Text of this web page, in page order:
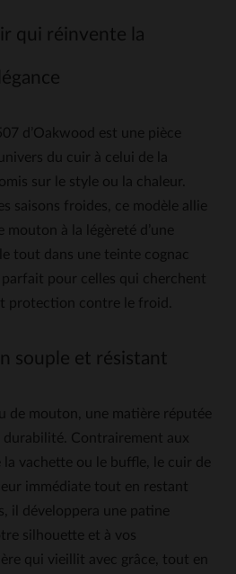
qui réinvente la
d’Oakwood est une pièce
du cuir à celui de la
sur le style ou la chaleur.
saisons froides, ce modèle allie
mouton à la légèreté d’une
tout dans une teinte cognac
pour celles qui cherchent
protection contre le froid.
souple et résistant
de mouton, une matière réputée
durabilité. Contrairement aux
la vachette ou le buffle, le cuir de
immédiate tout en restant
il développera une patine
silhouette et à vos
qui vieillit avec grâce, tout en